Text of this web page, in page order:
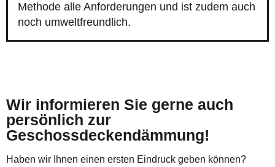
Methode alle Anforderungen und ist zudem auch
noch umweltfreundlich.
Wir informieren Sie gerne auch
persönlich zur
Geschossdeckendämmung!
Haben wir Ihnen einen ersten Eindruck geben können?